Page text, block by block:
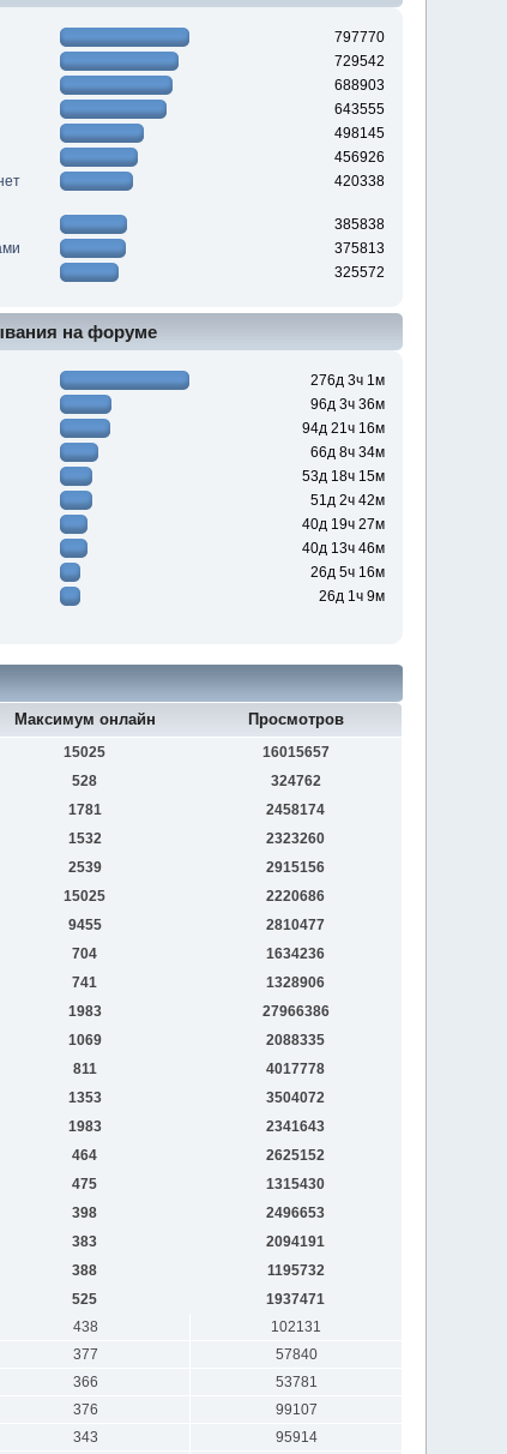
797770
729542
688903
643555
498145
456926
420338
385838
375813
325572
на форуме
276д 3ч 1м
96д 3ч 36м
94д 21ч 16м
66д 8ч 34м
53д 18ч 15м
51д 2ч 42м
40д 19ч 27м
40д 13ч 46м
26д 5ч 16м
26д 1ч 9м
Максимум онлайн Просмотров
15025
16015657
528
324762
1781
2458174
1532
2323260
2539
2915156
15025
2220686
9455
2810477
704
1634236
741
1328906
1983
27966386
1069
2088335
811
4017778
1353
3504072
1983
2341643
464
2625152
475
1315430
398
2496653
383
2094191
388
1195732
525
1937471
438
102131
377
57840
366
53781
376
99107
343
95914